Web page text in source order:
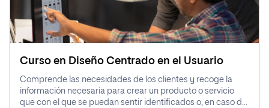
Curso en Diseño Centrado en el Usuario
Comprende las necesidades de los clientes y recoge la
información necesaria para crear un producto o servicio
que con el que se puedan sentir identificados o, en caso de